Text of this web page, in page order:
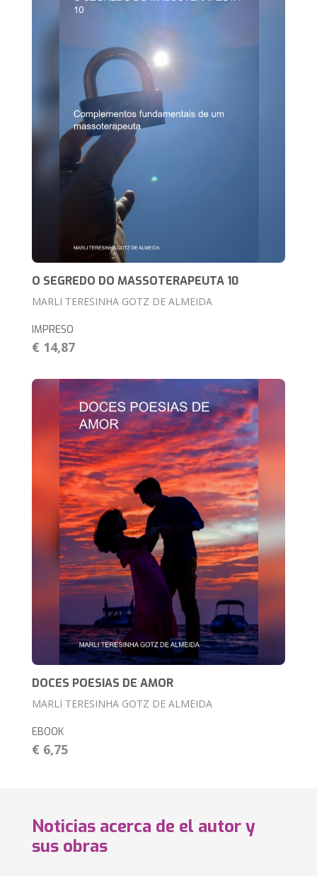
O SEGREDO DO MASSOTERAPEUTA 10
MARLI TERESINHA GOTZ DE ALMEIDA
IMPRESO
€ 14,87
DOCES POESIAS DE AMOR
MARLI TERESINHA GOTZ DE ALMEIDA
EBOOK
€ 6,75
Noticias acerca de el autor y
sus obras